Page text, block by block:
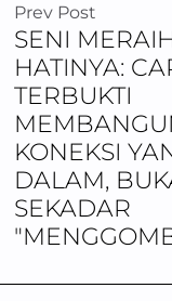
Prev Post
SENI
HATINYA:
TERBUKTI
KONEKSI
DALAM,
SEKADAR